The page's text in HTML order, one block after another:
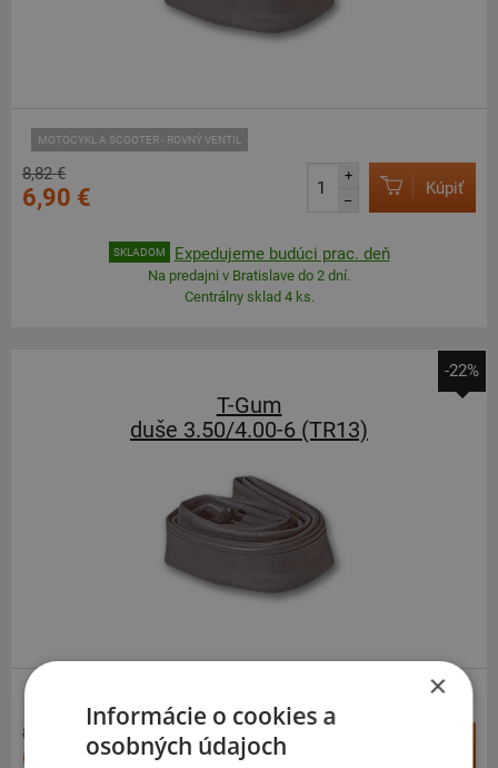
MOTOCYKL A SCOOTER - ROVNÝ VENTIL
8,82 €
6,90 €
+
–
Kúpiť
SKLADOM Expedujeme budúci prac. deň
Na predajni v Bratislave do 2 dní.
Centrálny sklad 4 ks.
-22%
T-Gum
duše 3.50/4.00-6 (TR13)
8,82 €
6,90 €
×
Informácie o cookies a
osobných údajoch